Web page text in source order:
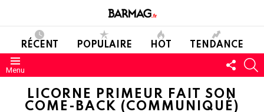
RÉCENT POPULAIRE HOT TENDANCE
Menu
NOUS
LICORNE PRIMEUR FAIT SON
COME-BACK (COMMUNIQUÉ)